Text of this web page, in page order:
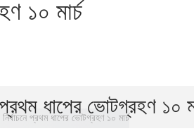
১০ মার্চ
প্রথম ধাপের ভোটগ্রহণ ১০